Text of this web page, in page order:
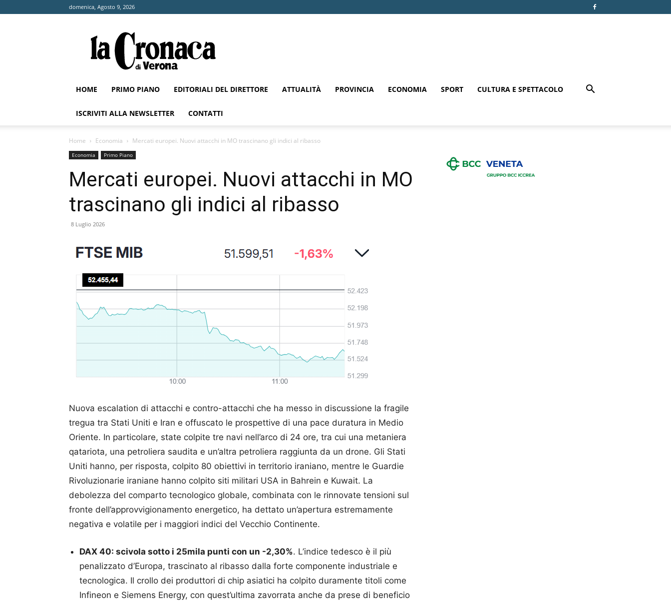
domenica, Agosto 9, 2026
Cronaca
di
Verona
HOME PRIMO PIANO EDITORIALI DEL DIRETTORE ATTUALITÀ PROVINCIA ECONOMIA SPORT CULTURA E SPETTACOLO
ISCRIVITI ALLA NEWSLETTER CONTATTI
Home Economia Mercati europei. Nuovi attacchi in MO trascinano gli indici al ribasso
Economia Primo Piano
Mercati europei. Nuovi attacchi in MO
trascinano gli indici al ribasso
8 Luglio 2026
Nuova escalation di attacchi e contro-attacchi che ha messo in discussione la fragile
tregua tra Stati Uniti e Iran e offuscato le prospettive di una pace duratura in Medio
Oriente. In particolare, state colpite tre navi nell’arco di 24 ore, tra cui una metaniera
qatariota, una petroliera saudita e un’altra petroliera raggiunta da un drone. Gli Stati
Uniti hanno, per risposta, colpito 80 obiettivi in territorio iraniano, mentre le Guardie
Rivoluzionarie iraniane hanno colpito siti militari USA in Bahrein e Kuwait. La
debolezza del comparto tecnologico globale, combinata con le rinnovate tensioni sul
fronte dell’approvvigionamento energetico, ha dettato un’apertura estremamente
negativa e volatile per i maggiori indici del Vecchio Continente.
DAX 40: scivola sotto i 25mila punti con un -2,30%. L’indice tedesco è il più
penalizzato d’Europa, trascinato al ribasso dalla forte componente industriale e
tecnologica. Il crollo dei produttori di chip asiatici ha colpito duramente titoli come
Infineon e Siemens Energy, con quest’ultima zavorrata anche da prese di beneficio